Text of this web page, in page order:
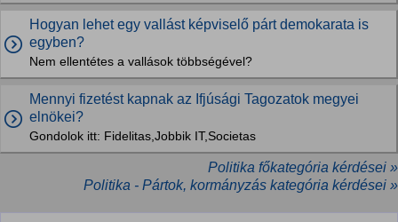
Hogyan lehet egy vallást képviselő párt demokarata is
egyben?
Nem ellentétes a vallások többségével?
Mennyi fizetést kapnak az Ifjúsági Tagozatok megyei
elnökei?
Gondolok itt: Fidelitas,Jobbik IT,Societas
Politika főkategória kérdései »
Politika - Pártok, kormányzás kategória kérdései »